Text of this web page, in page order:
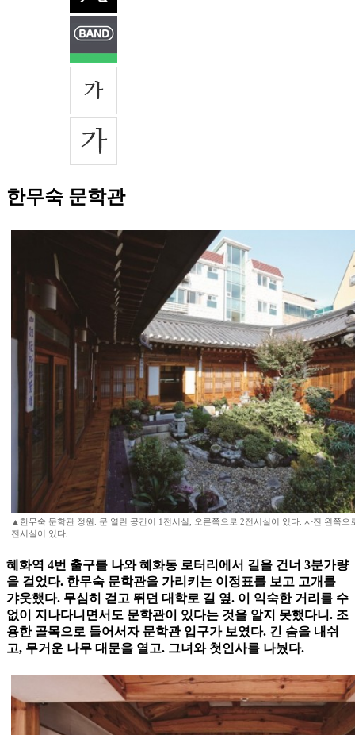
한무숙 문학관
▲한무숙 문학관 정원. 문 열린 공간이 1전시실, 오른쪽으로 2전시실이 있다. 사진 왼쪽으
전시실이 있다.
혜화역 4번 출구를 나와 혜화동 로터리에서 길을 건너 3분가량
을 걸었다. 한무숙 문학관을 가리키는 이정표를 보고 고개를
갸웃했다. 무심히 걷고 뛰던 대학로 길 옆. 이 익숙한 거리를 수
없이 지나다니면서도 문학관이 있다는 것을 알지 못했다니. 조
용한 골목으로 들어서자 문학관 입구가 보였다. 긴 숨을 내쉬
고, 무거운 나무 대문을 열고. 그녀와 첫인사를 나눴다.